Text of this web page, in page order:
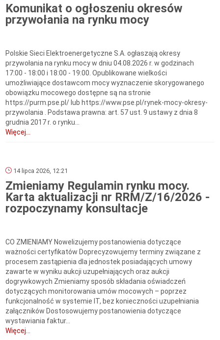
Komunikat o ogłoszeniu okresów
przywołania na rynku mocy
Polskie Sieci Elektroenergetyczne S.A. ogłaszają okresy
przywołania na rynku mocy w dniu 04.08.2026 r. w godzinach
17:00 - 18:00 i 18:00 - 19:00. Opublikowane wielkości
umożliwiające dostawcom mocy wyznaczenie skorygowanego
obowiązku mocowego dostępne są na stronie
https://purm.pse.pl/ lub https://www.pse.pl/rynek-mocy-okresy-
przywolania . Podstawa prawna: art. 57 ust. 9 ustawy z dnia 8
grudnia 2017 r. o rynku...
Więcej...
14 lipca 2026, 12:21
Zmieniamy Regulamin rynku mocy.
Karta aktualizacji nr RRM/Z/16/2026 -
rozpoczynamy konsultacje
CO ZMIENIAMY Nowelizujemy postanowienia dotyczące
ważności certyfikatów Doprecyzowujemy terminy związane z
procesem zastąpienia dla jednostek posiadających umowy
zawarte w wyniku aukcji uzupełniających oraz aukcji
dogrywkowych Zmieniamy sposób składania oświadczeń
dotyczących monitorowania umów mocowych – poprzez
funkcjonalność w systemie IT, bez konieczności uzupełniania
załączników Dostosowujemy postanowienia dotyczące
wystawiania faktur...
Więcej...